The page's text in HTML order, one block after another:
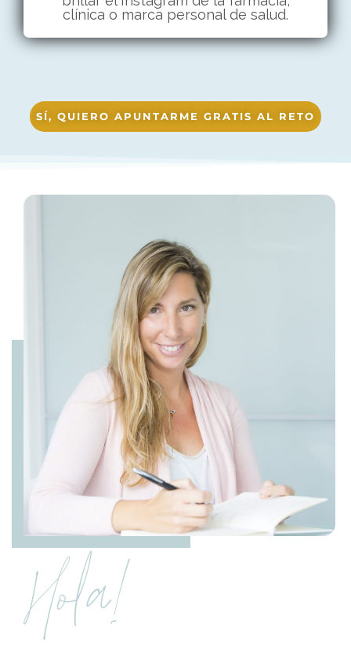
clínica o marca personal de salud.
SÍ, QUIERO APUNTARME GRATIS AL RETO
Hola!